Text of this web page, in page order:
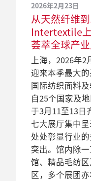
2026年2月23日
从天然纤维
Intertextile
荟萃全球产
上海，2026年2
迎来本季最大
国际纺织面料
自25个国家及
于3月11至13日
七大展厅集中
处处彰显行业
突出。馆内除
馆、精品毛纺
区，多个展团